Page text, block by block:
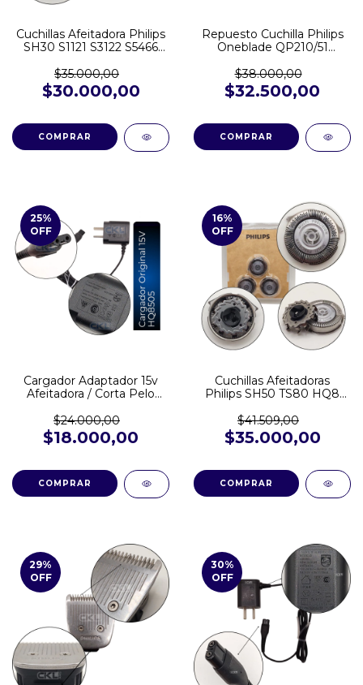
Cuchillas Afeitadora Philips
SH30 S1121 S3122 S5466
$35.000,00
$30.000,00
Repuesto Cuchilla Philips
Oneblade QP210/51
QP1424 QP2510 QP2520
QP2521 QP2526 QP2724
QP2824 QP6510 QP6530
$38.000,00
$32.500,00
25%
OFF
Cargador Adaptador 15v
Afeitadora / Corta Pelo
AT898 S5582 QC5130
QC5330 QC5560 QP6530
S7783 HC3505
$24.000,00
$18.000,00
16%
OFF
Cuchillas Afeitadoras
Philips SH50 TS80 HQ8
$41.509,00
$35.000,00
29%
OFF
30%
OFF